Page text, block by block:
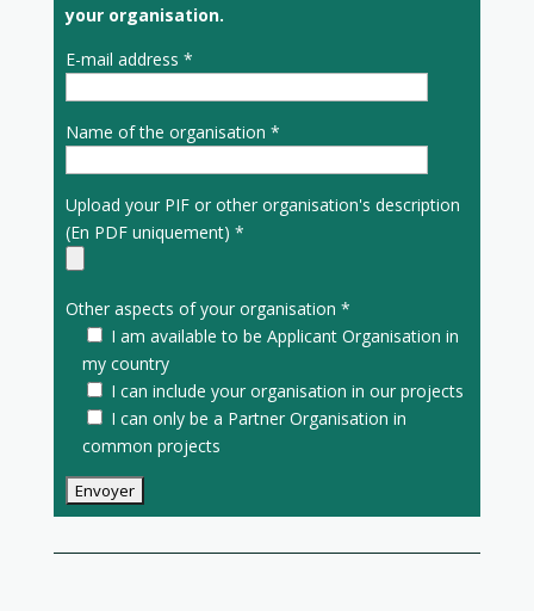
your organisation.
E-mail address *
Name of the organisation *
Upload your PIF or other organisation's description
(En PDF uniquement) *
Other aspects of your organisation *
I am available to be Applicant Organisation in
my country
I can include your organisation in our projects
I can only be a Partner Organisation in
common projects